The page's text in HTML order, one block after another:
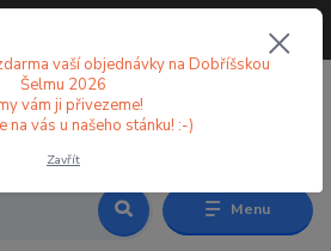
Menu
vaší objednávky na Dobříšskou
Šelmu 2026
vám ji přivezeme!
na vás u našeho stánku! :-)
Zavřít